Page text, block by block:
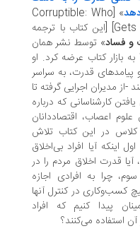
» [Corruptible: Who
Gets Power and How It Changes Us] [این کتاب با ترجمه
» توسط نشر همان
در اواخر سال 2021 به بازار کتاب عرضه کرد. او
قدرت، به سراسر
قدرتمند -از مدیران اجرایی گرفته تا
که درباره
اقتصاددانان
این کتاب تلاش
آیا افراد بی‌اخلاق
اخلاق مردم را در
به افرادی اجازه
در کنترل آنها
کنیم که افراد
می‌کنند؟